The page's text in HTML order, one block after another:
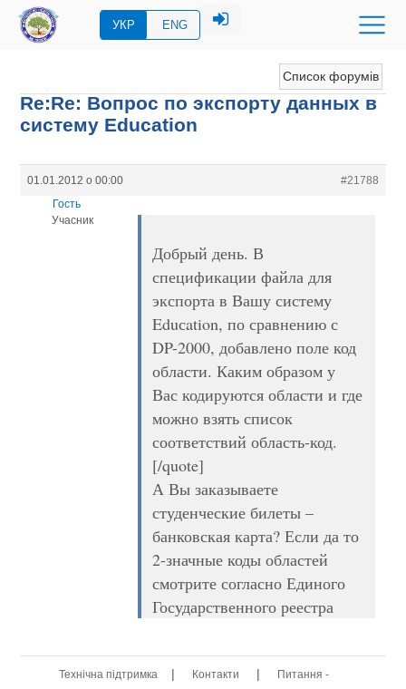
УКР ENG
Список форумів
Re:Re: Вопрос по экспорту данных в
систему Eduсation
01.01.2012 о 00:00
#21788
Гость
Учасник
Добрый день. В
спецификации файла для
экспорта в Вашу систему
Eduсation, по сравнению с
DP-2000, добавлено поле код
области. Каким образом у
Вас кодируются области и где
можно взять список
соответствий область-код.
[/quote]
А Вы заказываете
студенческие билеты –
банковская карта? Если да то
2-значные коды областей
смотрите согласно Единого
Государственного реестра
Технічна підтримка | Контакти |
Питання -